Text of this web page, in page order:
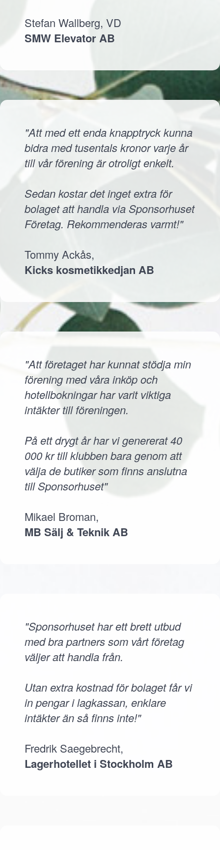
Stefan Wallberg, VD
SMW Elevator AB
"Att med ett enda knapptryck kunna
bidra med tusentals kronor varje år
till vår förening är otroligt enkelt.
Sedan kostar det inget extra för
bolaget att handla via Sponsorhuset
Företag. Rekommenderas varmt!"
Tommy Ackås,
Kicks kosmetikkedjan AB
"Att företaget har kunnat stödja min
förening med våra inköp och
hotellbokningar har varit viktiga
intäkter till föreningen.
På ett drygt år har vi genererat 40
000 kr till klubben bara genom att
välja de butiker som finns anslutna
till Sponsorhuset"
Mikael Broman,
MB Sälj & Teknik AB
"Sponsorhuset har ett brett utbud
med bra partners som vårt företag
väljer att handla från.
Utan extra kostnad för bolaget får vi
in pengar i lagkassan, enklare
intäkter än så finns inte!"
Fredrik Saegebrecht,
Lagerhotellet i Stockholm AB